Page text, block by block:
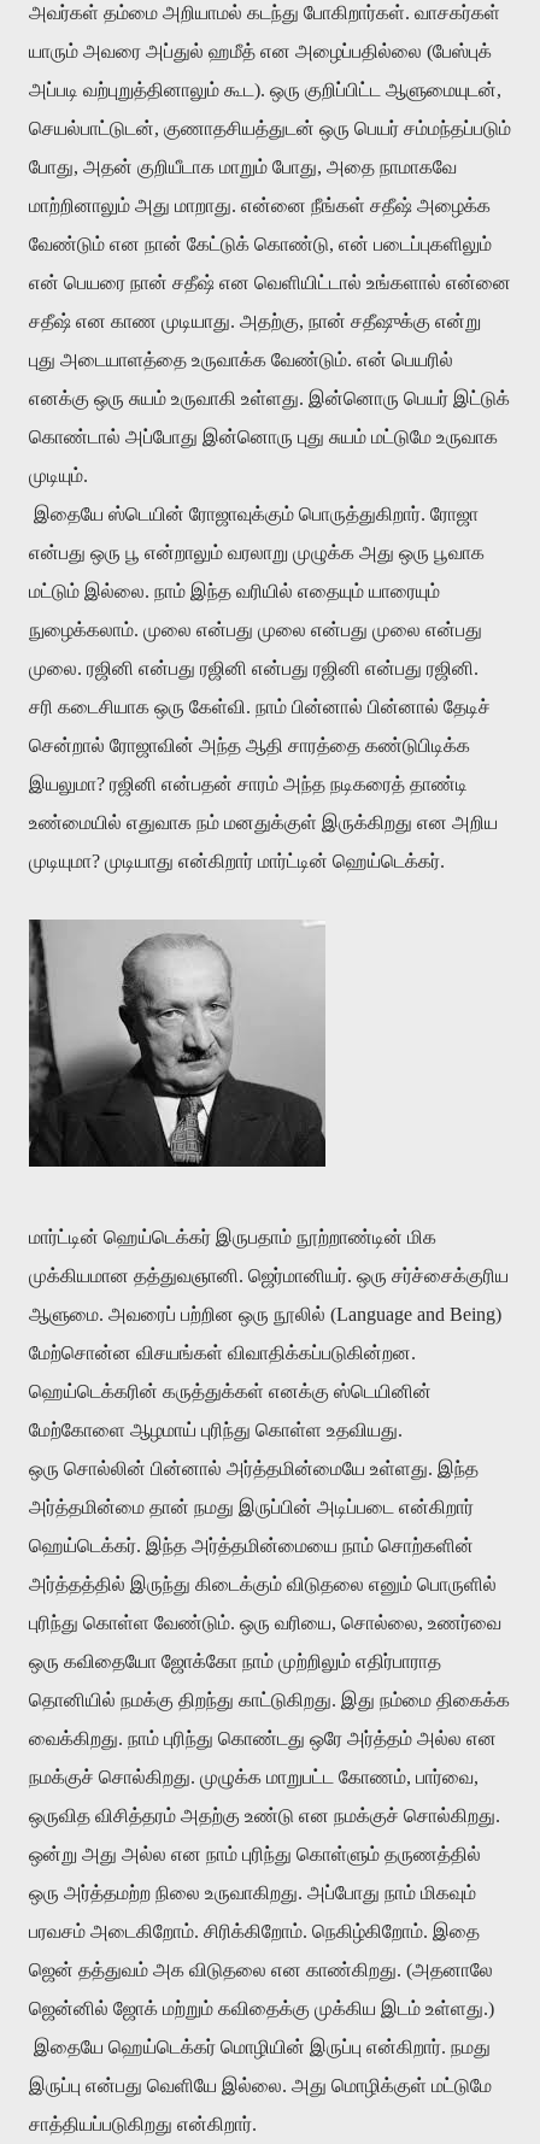
அவர்கள் தம்மை அறியாமல் கடந்து போகிறார்கள். வாசகர்கள்
யாரும் அவரை அப்துல் ஹமீத் என அழைப்பதில்லை (பேஸ்புக்
அப்படி வற்புறுத்தினாலும் கூட). ஒரு குறிப்பிட்ட ஆளுமையுடன்,
செயல்பாட்டுடன், குணாதசியத்துடன் ஒரு பெயர் சம்மந்தப்படும்
போது, அதன் குறியீடாக மாறும் போது, அதை நாமாகவே
மாற்றினாலும் அது மாறாது. என்னை நீங்கள் சதீஷ் அழைக்க
வேண்டும் என நான் கேட்டுக் கொண்டு, என் படைப்புகளிலும்
என் பெயரை நான் சதீஷ் என வெளியிட்டால் உங்களால் என்னை
சதீஷ் என காண முடியாது. அதற்கு, நான் சதீஷுக்கு என்று
புது அடையாளத்தை உருவாக்க வேண்டும். என் பெயரில்
எனக்கு ஒரு சுயம் உருவாகி உள்ளது. இன்னொரு பெயர் இட்டுக்
கொண்டால் அப்போது இன்னொரு புது சுயம் மட்டுமே உருவாக
முடியும்.
இதையே ஸ்டெயின் ரோஜாவுக்கும் பொருத்துகிறார். ரோஜா
என்பது ஒரு பூ என்றாலும் வரலாறு முழுக்க அது ஒரு பூவாக
மட்டும் இல்லை. நாம் இந்த வரியில் எதையும் யாரையும்
நுழைக்கலாம். முலை என்பது முலை என்பது முலை என்பது
முலை. ரஜினி என்பது ரஜினி என்பது ரஜினி என்பது ரஜினி.
சரி கடைசியாக ஒரு கேள்வி. நாம் பின்னால் பின்னால் தேடிச்
சென்றால் ரோஜாவின் அந்த ஆதி சாரத்தை கண்டுபிடிக்க
இயலுமா? ரஜினி என்பதன் சாரம் அந்த நடிகரைத் தாண்டி
உண்மையில் எதுவாக நம் மனதுக்குள் இருக்கிறது என அறிய
முடியுமா? முடியாது என்கிறார் மார்ட்டின் ஹெய்டெக்கர்.
மார்ட்டின் ஹெய்டெக்கர் இருபதாம் நூற்றாண்டின் மிக
முக்கியமான தத்துவஞானி. ஜெர்மானியர். ஒரு சர்ச்சைக்குரிய
ஆளுமை. அவரைப் பற்றின ஒரு நூலில் (Language and Being)
மேற்சொன்ன விசயங்கள் விவாதிக்கப்படுகின்றன.
ஹெய்டெக்கரின் கருத்துக்கள் எனக்கு ஸ்டெயினின்
மேற்கோளை ஆழமாய் புரிந்து கொள்ள உதவியது.
ஒரு சொல்லின் பின்னால் அர்த்தமின்மையே உள்ளது. இந்த
அர்த்தமின்மை தான் நமது இருப்பின் அடிப்படை என்கிறார்
ஹெய்டெக்கர். இந்த அர்த்தமின்மையை நாம் சொற்களின்
அர்த்தத்தில் இருந்து கிடைக்கும் விடுதலை எனும் பொருளில்
புரிந்து கொள்ள வேண்டும். ஒரு வரியை, சொல்லை, உணர்வை
ஒரு கவிதையோ ஜோக்கோ நாம் முற்றிலும் எதிர்பாராத
தொனியில் நமக்கு திறந்து காட்டுகிறது. இது நம்மை திகைக்க
வைக்கிறது. நாம் புரிந்து கொண்டது ஒரே அர்த்தம் அல்ல என
நமக்குச் சொல்கிறது. முழுக்க மாறுபட்ட கோணம், பார்வை,
ஒருவித விசித்தரம் அதற்கு உண்டு என நமக்குச் சொல்கிறது.
ஒன்று அது அல்ல என நாம் புரிந்து கொள்ளும் தருணத்தில்
ஒரு அர்த்தமற்ற நிலை உருவாகிறது. அப்போது நாம் மிகவும்
பரவசம் அடைகிறோம். சிரிக்கிறோம். நெகிழ்கிறோம். இதை
ஜென் தத்துவம் அக விடுதலை என காண்கிறது. (அதனாலே
ஜென்னில் ஜோக் மற்றும் கவிதைக்கு முக்கிய இடம் உள்ளது.)
இதையே ஹெய்டெக்கர் மொழியின் இருப்பு என்கிறார். நமது
இருப்பு என்பது வெளியே இல்லை. அது மொழிக்குள் மட்டுமே
சாத்தியப்படுகிறது என்கிறார்.